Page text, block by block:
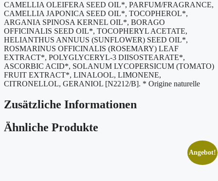
CAMELLIA OLEIFERA SEED OIL*, PARFUM/FRAGRANCE,
CAMELLIA JAPONICA SEED OIL*, TOCOPHEROL*,
ARGANIA SPINOSA KERNEL OIL*, BORAGO
OFFICINALIS SEED OIL*, TOCOPHERYL ACETATE,
HELIANTHUS ANNUUS (SUNFLOWER) SEED OIL*,
ROSMARINUS OFFICINALIS (ROSEMARY) LEAF
EXTRACT*, POLYGLYCERYL-3 DIISOSTEARATE*,
ASCORBIC ACID*, SOLANUM LYCOPERSICUM (TOMATO)
FRUIT EXTRACT*, LINALOOL, LIMONENE,
CITRONELLOL, GERANIOL [N2212/B]. * Origine naturelle
Zusätzliche Informationen
Ähnliche Produkte
Angebot!